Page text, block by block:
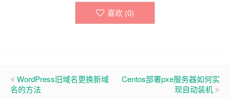
喜欢 (0)
WordPress旧域名更换新域
名的方法
Centos部署pxe服务器如何实
现自动装机